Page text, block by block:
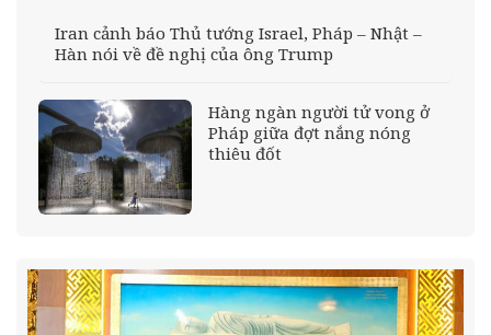
Iran cảnh báo Thủ tướng Israel, Pháp – Nhật –
Hàn nói về đề nghị của ông Trump
Hàng ngàn người tử vong ở
Pháp giữa đợt nắng nóng
thiêu đốt